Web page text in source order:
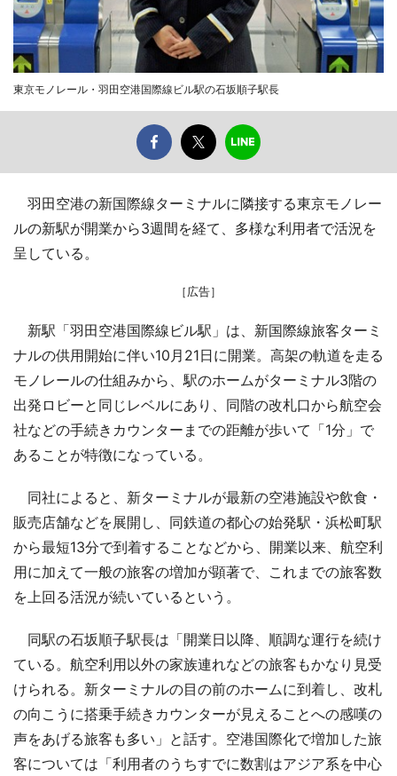
東京モノレール・羽田空港国際線ビル駅の石坂順子駅長
羽田空港の新国際線ターミナルに隣接する東京モノレー
ルの新駅が開業から3週間を経て、多様な利用者で活況を
呈している。
［広告］
新駅「羽田空港国際線ビル駅」は、新国際線旅客ターミ
ナルの供用開始に伴い10月21日に開業。高架の軌道を走る
モノレールの仕組みから、駅のホームがターミナル3階の
出発ロビーと同じレベルにあり、同階の改札口から航空会
社などの手続きカウンターまでの距離が歩いて「1分」で
あることが特徴になっている。
同社によると、新ターミナルが最新の空港施設や飲食・
販売店舗などを展開し、同鉄道の都心の始発駅・浜松町駅
から最短13分で到着することなどから、開業以来、航空利
用に加えて一般の旅客の増加が顕著で、これまでの旅客数
を上回る活況が続いているという。
同駅の石坂順子駅長は「開業日以降、順調な運行を続け
ている。航空利用以外の家族連れなどの旅客もかなり見受
けられる。新ターミナルの目の前のホームに到着し、改札
の向こうに搭乗手続きカウンターが見えることへの感嘆の
声をあげる旅客も多い」と話す。空港国際化で増加した旅
客については「利用者のうちすでに数割はアジア系を中心